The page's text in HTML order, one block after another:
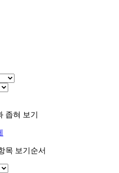
좁혀 보기
목 보기순서